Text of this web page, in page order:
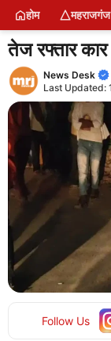
Skip
content
होम महराजगंज
तेज रफ्तार
News Desk
Last Updated:
Follow Us